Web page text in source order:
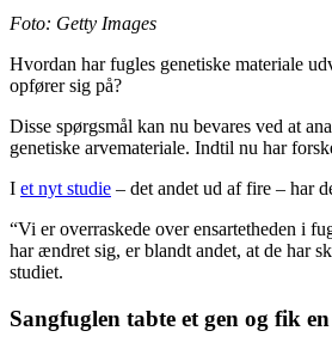
Foto: Getty Images
Hvordan har fugles genetiske materiale
opfører sig på?
Disse spørgsmål kan nu bevares ved at
genetiske arvemateriale. Indtil nu har
I et nyt studie – det andet ud af fire – har
“Vi er overraskede over ensartetheden i
har ændret sig, er blandt andet, at de har
studiet.
Sangfuglen tabte et gen og fik